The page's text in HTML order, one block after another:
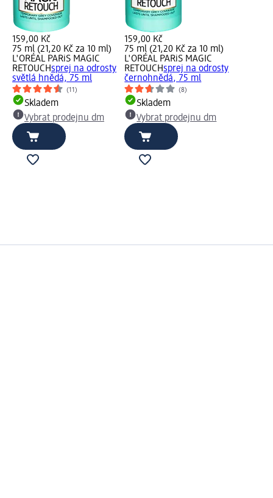
159,00 Kč
75 ml (21,20 Kč za 10 ml)
L'ORÉAL PARiS MAGIC
RETOUCHsprej na odrosty
světlá hnědá, 75 ml
(11)
Skladem
Vybrat prodejnu dm
159,00 Kč
75 ml (21,20 Kč za 10 ml)
L'ORÉAL PARiS MAGIC
RETOUCHsprej na odrosty
černohnědá, 75 ml
(8)
Skladem
Vybrat prodejnu dm